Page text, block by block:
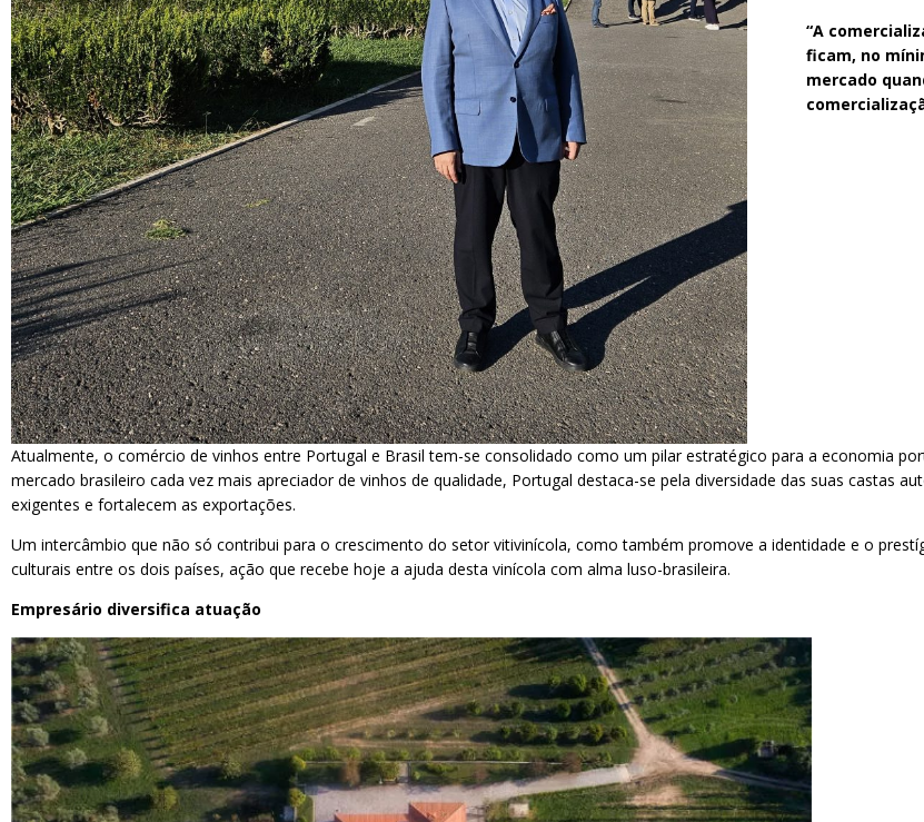
“A
ficam, no
mercado
Atualmente, o comércio de vinhos entre Portugal e Brasil tem-se consolidado como um pilar estratégico para a economia
mercado brasileiro cada vez mais apreciador de vinhos de qualidade, Portugal destaca-se pela diversidade das suas castas
exigentes e fortalecem as exportações.
Um intercâmbio que não só contribui para o crescimento do setor vitivinícola, como também promove a identidade e o
culturais entre os dois países, ação que recebe hoje a ajuda desta vinícola com alma luso-brasileira.
Empresário diversifica atuação